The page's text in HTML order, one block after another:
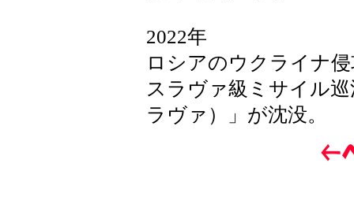
2022年
ロシアのウクライナ
スラヴァ級ミサイル
ラヴァ）」が沈没。